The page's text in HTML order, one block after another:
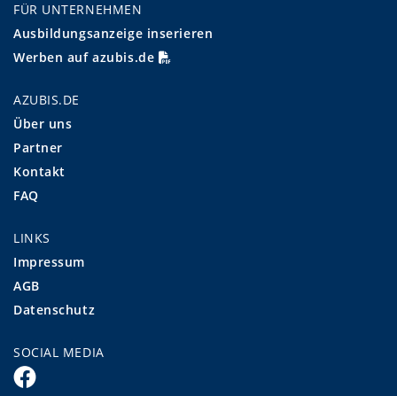
FÜR UNTERNEHMEN
Ausbildungsanzeige inserieren
Werben auf azubis.de
AZUBIS.DE
Über uns
Partner
Kontakt
FAQ
LINKS
Impressum
AGB
Datenschutz
SOCIAL MEDIA